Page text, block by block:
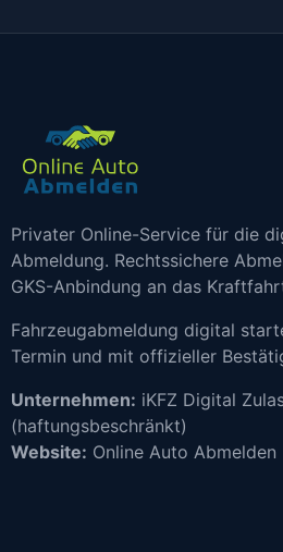
Privater Online-Service für die
Abmeldung. Rechtssichere
GKS-Anbindung an das
Fahrzeugabmeldung digital
Termin und mit offizieller
Unternehmen: iKFZ Digital
(haftungsbeschränkt)
Website: Online Auto Abmelden